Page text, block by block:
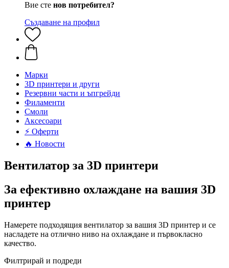
Вие сте нов потребител?
Създаване на профил
Mарки
3D принтери и други
Резервни части и ъпгрейди
Филаменти
Смоли
Аксесоари
⚡ Оферти
🔥 Новости
Вентилатор за 3D принтери
За ефективно охлаждане на вашия 3D
принтер
Намерете подходящия вентилатор за вашия 3D принтер и се
насладете на отлично ниво на охлаждане и първокласно
качество.
Филтрирай и подреди